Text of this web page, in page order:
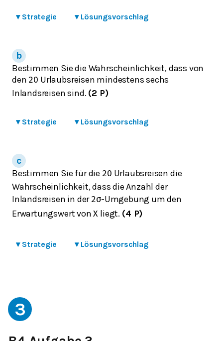
▾ Strategie ▾ Lösungsvorschlag
Bestimmen Sie die Wahrscheinlichkeit, dass von
den 20 Urlaubsreisen mindestens sechs
Inlandsreisen sind. (2 P)
▾ Strategie ▾ Lösungsvorschlag
Bestimmen Sie für die 20 Urlaubsreisen die
Wahrscheinlichkeit, dass die Anzahl der
Inlandsreisen in der 2σ-Umgebung um den
Erwartungswert vonX liegt. (4 P)
▾ Strategie ▾ Lösungsvorschlag
3